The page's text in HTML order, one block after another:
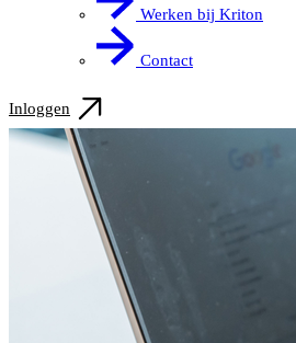
Werken bij Kriton
Contact
Inloggen